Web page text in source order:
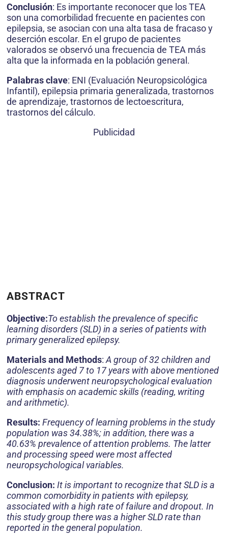
Conclusión: Es importante reconocer que los TEA
son una comorbilidad frecuente en pacientes con
epilepsia, se asocian con una alta tasa de fracaso y
deserción escolar. En el grupo de pacientes
valorados se observó una frecuencia de TEA más
alta que la informada en la población general.
Palabras clave: ENI (Evaluación Neuropsicológica
Infantil), epilepsia primaria generalizada, trastornos
de aprendizaje, trastornos de lectoescritura,
trastornos del cálculo.
Publicidad
ABSTRACT
Objective:To establish the prevalence of specific
learning disorders (SLD) in a series of patients with
primary generalized epilepsy.
Materials and Methods: A group of 32 children and
adolescents aged 7 to 17 years with above mentioned
diagnosis underwent neuropsychological evaluation
with emphasis on academic skills (reading, writing
and arithmetic).
Results: Frequency of learning problems in the study
population was 34.38%; in addition, there was a
40.63% prevalence of attention problems. The latter
and processing speed were most affected
neuropsychological variables.
Conclusion: It is important to recognize that SLD is a
common comorbidity in patients with epilepsy,
associated with a high rate of failure and dropout. In
this study group there was a higher SLD rate than
reported in the general population.